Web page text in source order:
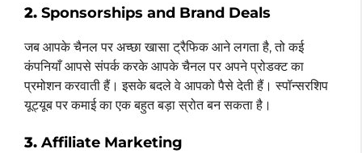
2. Sponsorships and Brand Deals
जब आपके चैनल पर अच्छा खासा ट्रैफिक आने लगता है, तो कई
कंपनियाँ आपसे संपर्क करके आपके चैनल पर अपने प्रोडक्ट का
प्रमोशन करवाती हैं। इसके बदले वे आपको पैसे देती हैं। स्पॉन्सरशिप
यूट्यूब पर कमाई का एक बहुत बड़ा स्रोत बन सकता है।
3. Affiliate Marketing